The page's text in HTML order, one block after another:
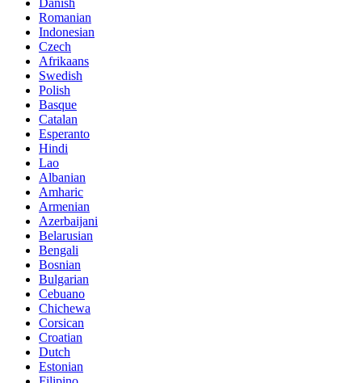
Danish
Romanian
Indonesian
Czech
Afrikaans
Swedish
Polish
Basque
Catalan
Esperanto
Hindi
Lao
Albanian
Amharic
Armenian
Azerbaijani
Belarusian
Bengali
Bosnian
Bulgarian
Cebuano
Chichewa
Corsican
Croatian
Dutch
Estonian